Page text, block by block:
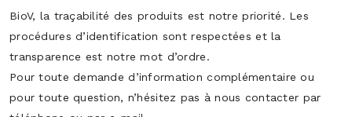
BioV, la traçabilité des produits est notre priorité. Les
procédures d’identification sont respectées et la
transparence est notre mot d’ordre.
Pour toute demande d’information complémentaire ou
pour toute question, n’hésitez pas à nous contacter par